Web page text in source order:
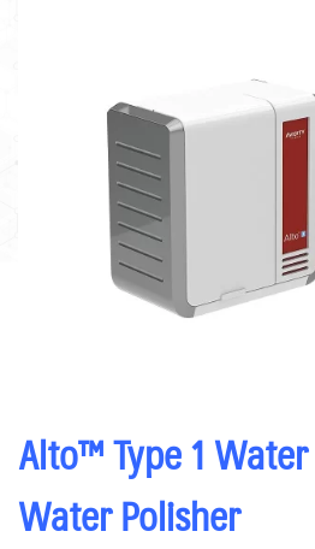
Alto™ Type 1
Water Polisher